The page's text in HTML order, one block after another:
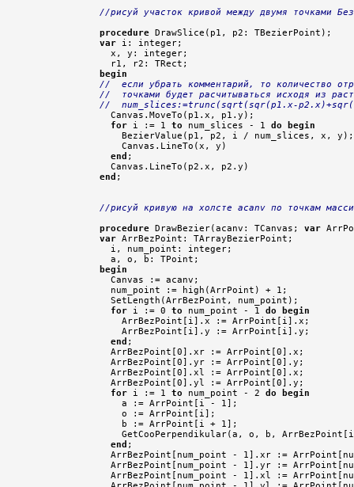
//рисуй участок кривой между двумя точками
procedure
var i: integer;
  x, y: integer;
begin
//  если убрать комментарий, то количество
//  точками будет расчитываться исходя из
//  num_slices:=trunc(sqrt(sqr(p1.x-
Canvas.MoveTo(p1.x, p1.y);
for i := 1 to num_slices - 1 do
begin
    BezierValue(p1, p2, i / num_slices, x, y);
    Canvas.LineTo(x, y)
end ;
end ;
//рисуй кривую на холсте acanv по точкам
procedure DrawBezier(acanv: TCanvas; var
var ArrBezPoint: TArrayBezierPoint;
  i, num_point: integer;
begin
Canvas := acanv;
  num_point := high(ArrPoint) + 1;
  SetLength(ArrBezPoint, num_point);
for i := 0 to num_point - 1 do
begin
    ArrBezPoint[i].x := ArrPoint[i].x;
    ArrBezPoint[i].y := ArrPoint[i].y;
end ;
  ArrBezPoint[0].xr := ArrPoint[0].x;
  ArrBezPoint[0].yr := ArrPoint[0].y;
  ArrBezPoint[0].xl := ArrPoint[0].x;
  ArrBezPoint[0].yl := ArrPoint[0].y;
for i := 1 to num_point - 2 do
begin
    a := ArrPoint[i - 1];
    o := ArrPoint[i];
    b := ArrPoint[i + 1];
GetCooPerpendikular(a, o, b,
end ;
ArrBezPoint[num_point - 1].xr :=
ArrBezPoint[num_point - 1].yr :=
ArrBezPoint[num_point - 1].xl :=